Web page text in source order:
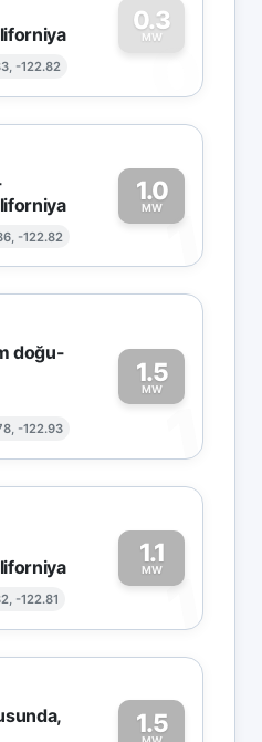
-122.82
0.3
MW
0
-122.82
1.0
MW1
doğu-
-122.93
1.5
MW
1
-122.81
1.1
MW1
1.5